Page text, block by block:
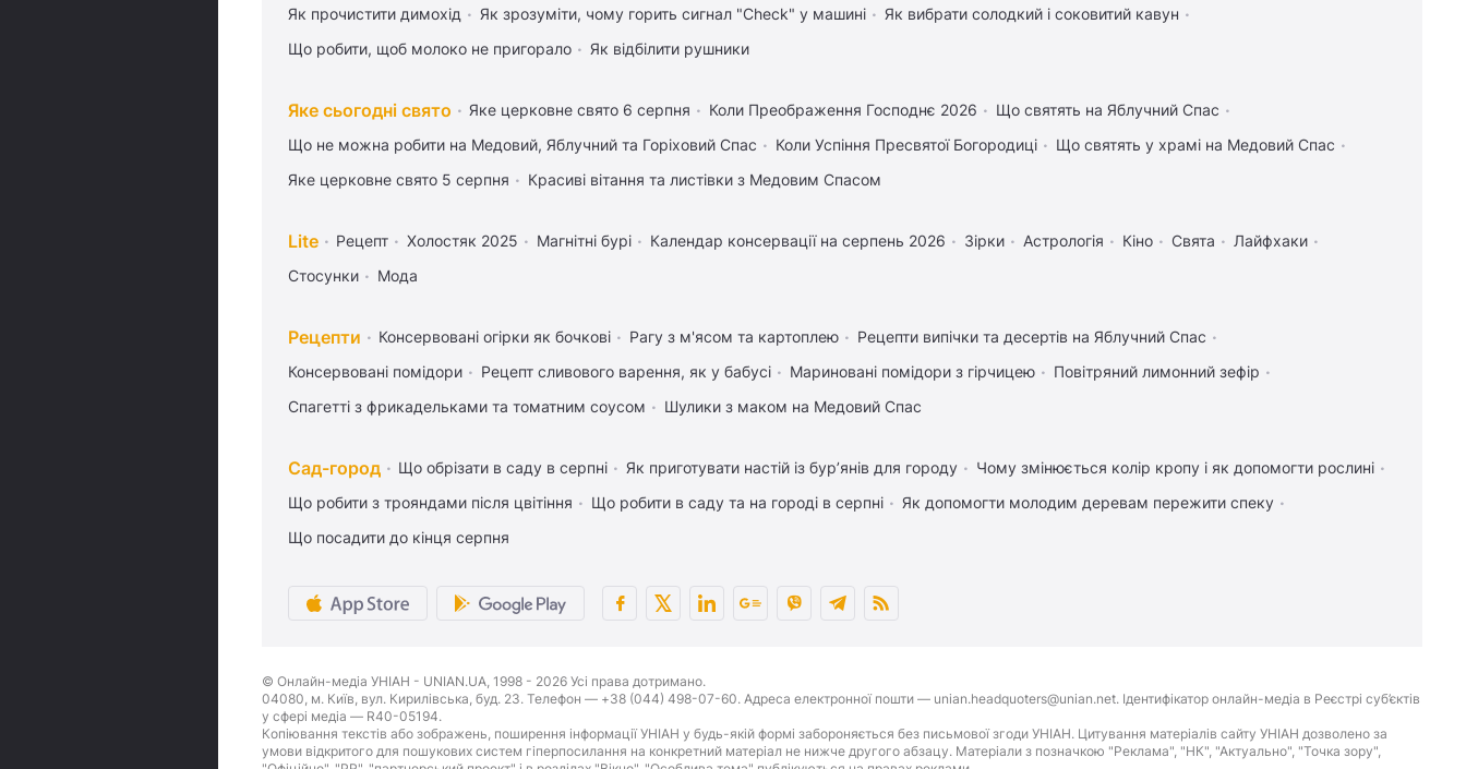
Як прочистити димохід
Як зрозуміти, чому горить сигнал "Check" у машині
Як вибрати солодкий і соковитий кавун
Що робити, щоб молоко не пригорало
Як відбілити рушники
Яке сьогодні свято Яке церковне свято 6 серпня Коли Преображення Господнє 2026
Що святять на Яблучний Спас
Що не можна робити на Медовий, Яблучний та Горіховий Спас
Коли Успіння Пресвятої Богородиці
Що святять у храмі на Медовий Спас
Яке церковне свято 5 серпня
Красиві вітання та листівки з Медовим Спасом
Lite Рецепт Холостяк 2025 Магнітні бурі Календар консервації на серпень 2026 Зірки Астрологія Кіно Свята
Лайфхаки
Стосунки
Мода
Рецепти Консервовані огірки як бочкові Рагу з м'ясом та картоплею
Рецепти випічки та десертів на Яблучний Спас
Консервовані помідори
Рецепт сливового варення, як у бабусі Мариновані помідори з гірчицею
Повітряний лимонний зефір
Спагетті з фрикадельками та томатним соусом
Шулики з маком на Медовий Спас
Сад-город Що обрізати в саду в серпні Як приготувати настій із бур’янів для городу
Чому змінюється колір кропу і як допомогти рослині
Що робити з трояндами після цвітіння
Що робити в саду та на городі в серпні
Як допомогти молодим деревам пережити спеку
Що посадити до кінця серпня
© Онлайн-медіа УНІАН - UNIAN.UA, 1998 - 2026 Усі права дотримано.
04080, м. Київ, вул. Кирилівська, буд. 23. Телефон — +38 (044) 498-07-60. Адреса електронної пошти — unian.headquoters@unian.net. Ідентифікатор онлайн-медіа в Реєстрі суб’єктів
у сфері медіа — R40-05194.
Копіювання текстів або зображень, поширення інформації УНІАН у будь-якій формі забороняється без письмової згоди УНІАН. Цитування матеріалів сайту УНІАН дозволено за
умови відкритого для пошукових систем гіперпосилання на конкретний матеріал не нижче другого абзацу. Матеріали з позначкою "Реклама", "НК", "Актуально", "Точка зору",